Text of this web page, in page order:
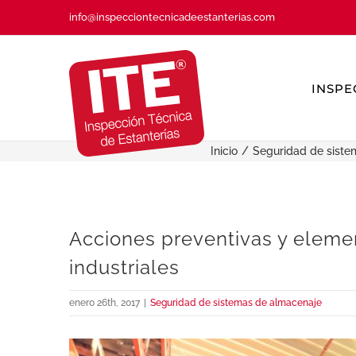
info@inspecciontecnicadeestanterias.com
Inicio Seguridad de
Acciones preventivas y
industriales
enero 26th, 2017 Seguridad de sistemas de almacenaje
Ver